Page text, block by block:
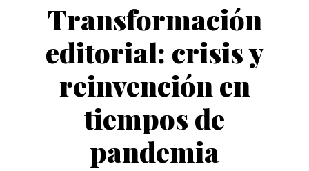
Transformación
editorial: crisis y
reinvención en
tiempos de
pandemia